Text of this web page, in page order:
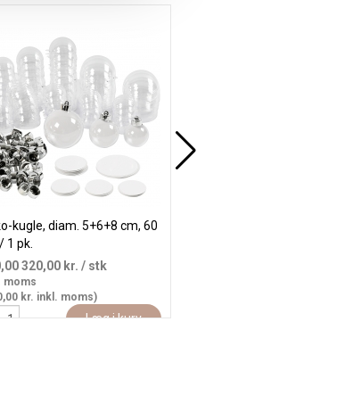
kugle, diam. 5+6+8 cm, 60
1 pk.
320,00 kr. / stk
moms
kr. inkl. moms)
Læg i kurv